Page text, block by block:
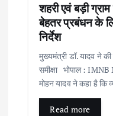
शहरी एवं बड़ी
बेहतर प्रबंधन के
निर्देश
मुख्यमंत्री डॉ. यादव ने की
समीक्षा भोपाल :
मोहन यादव ने कहा है कि
Read more